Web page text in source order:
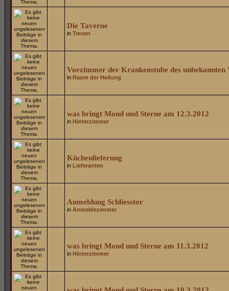
Die Taverne
in Tresen
Vorzimmer der Krankenstube des unbekannten
in Raum der Heilung
was bringt Mond und Sterne am 12.3.2012
in Hinterzimmer
Küchenlieferung
in Lieferanten
Anmeldung Schliesstor
in Anmeldezimmer
was bringt Mond und Sterne am 11.3.2012
in Hinterzimmer